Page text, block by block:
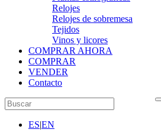
Relojes
Relojes de sobremesa
Tejidos
Vinos y licores
COMPRAR AHORA
COMPRAR
VENDER
Contacto
ES|EN